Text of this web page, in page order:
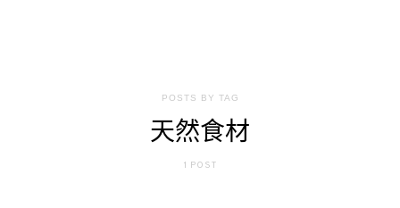
POSTS BY TAG
天然食材
1 POST